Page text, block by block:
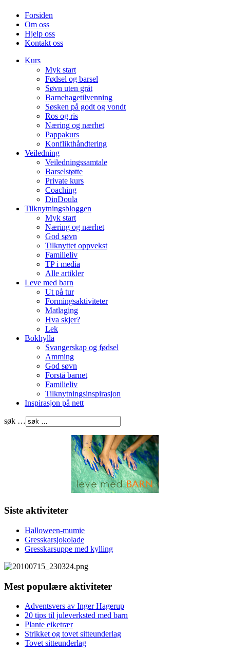
Forsiden
Om oss
Hjelp oss
Kontakt oss
Kurs
Myk start
Fødsel og barsel
Søvn uten gråt
Barnehagetilvenning
Søsken på godt og vondt
Ros og ris
Næring og nærhet
Pappakurs
Konflikthåndtering
Veiledning
Veiledningssamtale
Barselstøtte
Private kurs
Coaching
DinDoula
Tilknytningsbloggen
Myk start
Næring og nærhet
God søvn
Tilknyttet oppvekst
Familieliv
TP i media
Alle artikler
Leve med barn
Ut på tur
Formingsaktiviteter
Matlaging
Hva skjer?
Lek
Bokhylla
Svangerskap og fødsel
Amming
God søvn
Forstå barnet
Familieliv
Tilknytningsinspirasjon
Inspirasjon på nett
søk …
Siste aktiviteter
Halloween-mumie
Gresskarsjokolade
Gresskarsuppe med kylling
Mest populære aktiviteter
Adventsvers av Inger Hagerup
20 tips til juleverksted med barn
Plante eiketrær
Strikket og tovet sitteunderlag
Tovet sitteunderlag